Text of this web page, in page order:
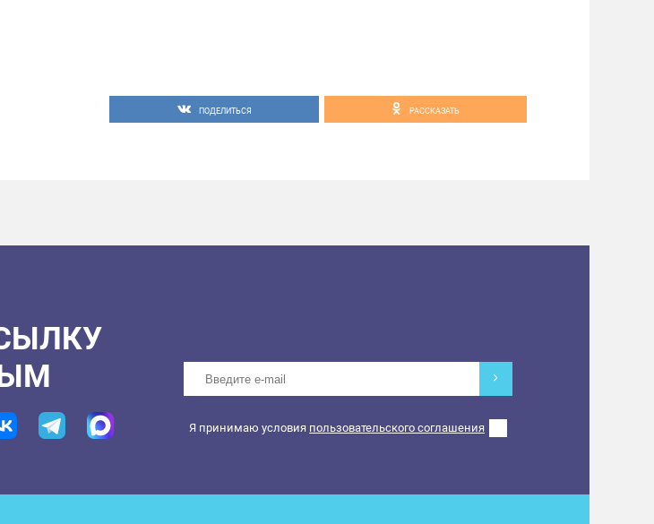
ПОДЕЛИТЬСЯ РАССКАЗАТЬ
Я принимаю условия пользовательского соглашения